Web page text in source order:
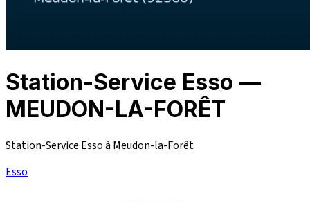
Station-Service Esso —
MEUDON-LA-FORÊT
Station-Service Esso à Meudon-la-Forêt
Esso